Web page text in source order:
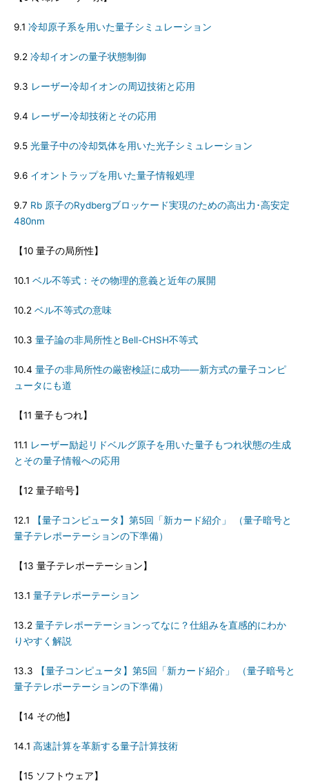
9.1 冷却原子系を用いた量子シミュレーション
9.2 冷却イオンの量子状態制御
9.3 レーザー冷却イオンの周辺技術と応用
9.4 レーザー冷却技術とその応用
9.5 光量子中の冷却気体を用いた光子シミュレーション
9.6 イオントラップを用いた量子情報処理
9.7 Rb 原子のRydbergブロッケード実現のための高出力･高安定
480nm
【10 量子の局所性】
10.1 ベル不等式：その物理的意義と近年の展開
10.2 ベル不等式の意味
10.3 量子論の非局所性とBell-CHSH不等式
10.4 量子の非局所性の厳密検証に成功――新方式の量子コンピ
ュータにも道
【11 量子もつれ】
11.1 レーザー励起リドベルグ原子を用いた量子もつれ状態の生成
とその量子情報への応用
【12 量子暗号】
12.1
【量子コンピュータ】第5回「新カード紹介」 （量子暗号と
量子テレポーテーションの下準備）
【13 量子テレポーテーション】
13.1 量子テレポーテーション
13.2 量子テレポーテーションってなに？仕組みを直感的にわか
りやすく解説
13.3
【量子コンピュータ】第5回「新カード紹介」 （量子暗号と
量子テレポーテーションの下準備）
【14 その他】
14.1 高速計算を革新する量子計算技術
【15 ソフトウェア】